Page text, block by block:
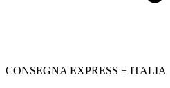
CONSEGNA EXPRESS + ITALIA